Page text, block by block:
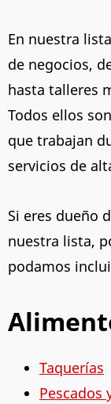
En nuestra
de negocios,
hasta talleres
Todos ellos
que trabajan
servicios de
Si eres dueño
nuestra lista,
podamos
Taquerías
Pescados